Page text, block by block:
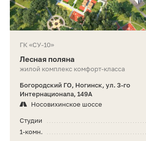
ГК «СУ-10»
Лесная поляна
жилой комплекс комфорт-класса
Богородский ГО, Ногинск, ул. 3-го
Интернационала, 149А
Носовихинское шоссе
Студии
1-комн.